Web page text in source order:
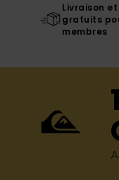
Livraison
gratuits
membres